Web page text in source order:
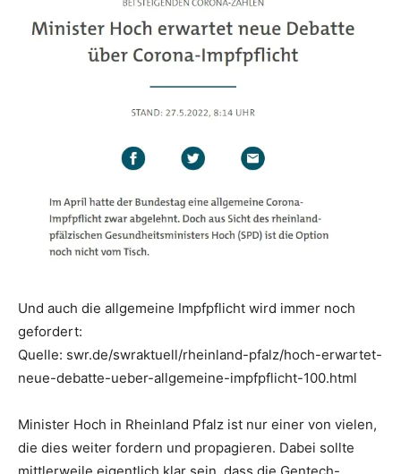
Und auch die allgemeine Impfpflicht wird immer noch
gefordert:
Quelle: swr.de/swraktuell/rheinland-pfalz/hoch-erwartet-
neue-debatte-ueber-allgemeine-impfpflicht-100.html
Minister Hoch in Rheinland Pfalz ist nur einer von vielen,
die dies weiter fordern und propagieren. Dabei sollte